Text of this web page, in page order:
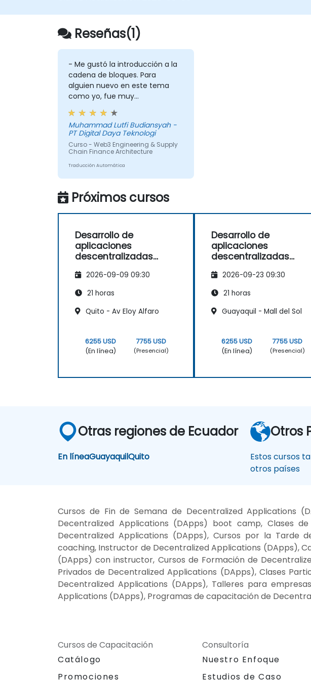
Reseñas(1)
- Me gustó la introducción a la
cadena de bloques. Para
alguien nuevo en este tema
como yo, fue muy
esclarecedor. - También me
gustó el taller técnico, fue muy
interesante
Muhammad Lutfi Budiansyah -
PT Digital Daya Teknologi
Curso - Web3 Engineering & Supply
Chain Finance Architecture
Traducción Automática
Próximos cursos
Desarrollo de
aplicaciones
descentralizadas
Coinbase X402
2026-09-09 09:30
21 horas
Quito - Av Eloy Alfaro
6255 USD
(En línea)
7755 USD
(Presencial)
Desarrollo de
aplicaciones
descentralizadas
Coinbase X402
2026-09-23 09:30
21 horas
Guayaquil - Mall del Sol
6255 USD
(En línea)
7755 USD
(Presencial)
Otras regiones de Ecuador
En líneaGuayaquilQuito
Otros
Estos cursos
otros países
Cursos de Fin de Semana de Decentralized Applications
Decentralized Applications (DApps) boot camp, Clases
Decentralized Applications (DApps), Cursos por la Tarde
coaching, Instructor de Decentralized Applications (DApps),
(DApps) con instructor, Cursos de Formación de
Privados de Decentralized Applications (DApps), Clases
Decentralized Applications (DApps), Talleres para
Applications (DApps), Programas de capacitación de
Cursos de Capacitación
Catálogo
Promociones
Consultoría
Nuestro Enfoque
Estudios de Caso